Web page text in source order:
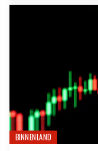
BINNENLAND